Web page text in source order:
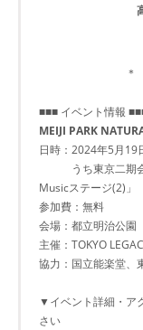
■■■ イベント情報
MEIJI PARK
日時：2024年5月19
うち東京二期会
Musicステージ(2)」
参加費：無料
会場：都立明治公
主催：TOKYO
協力：国立能楽堂、
▼イベント詳細・ア
さい